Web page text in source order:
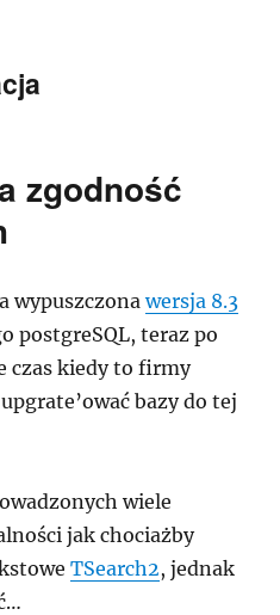
zgodność
wypuszczonawersja 8.3
postgreSQL, teraz po
czas kiedy to firmy
bazy do tej
wiele
jak chociażby
TSearch2, jednak